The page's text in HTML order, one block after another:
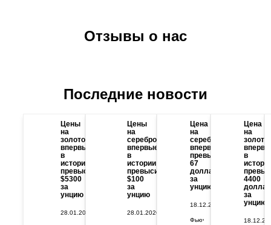
Отзывы о нас
Последние новости
Цены
на
золото
впервые
в
истории
превысили
$5300
за
унцию
28.01.2026
Цены
на
серебро
впервые
в
истории
превысили
$100
за
унцию
28.01.2026
Цена
на
серебро
впервые
превысила
67
долларов
за
унцию
18.12.2025
Фьючерс
Цена
на
золото
в
4400
за
унцию